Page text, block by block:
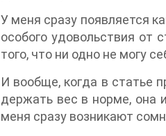
У меня сразу появляется
особого удовольствия от
того, что ни одно не могу
И вообще, когда в статье
держать вес в норме, она
меня сразу возникают